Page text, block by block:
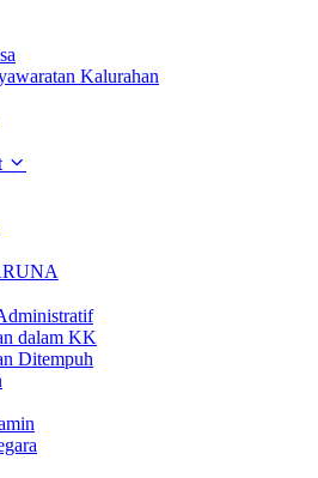
Kalurahan
dalam KK
Ditempuh